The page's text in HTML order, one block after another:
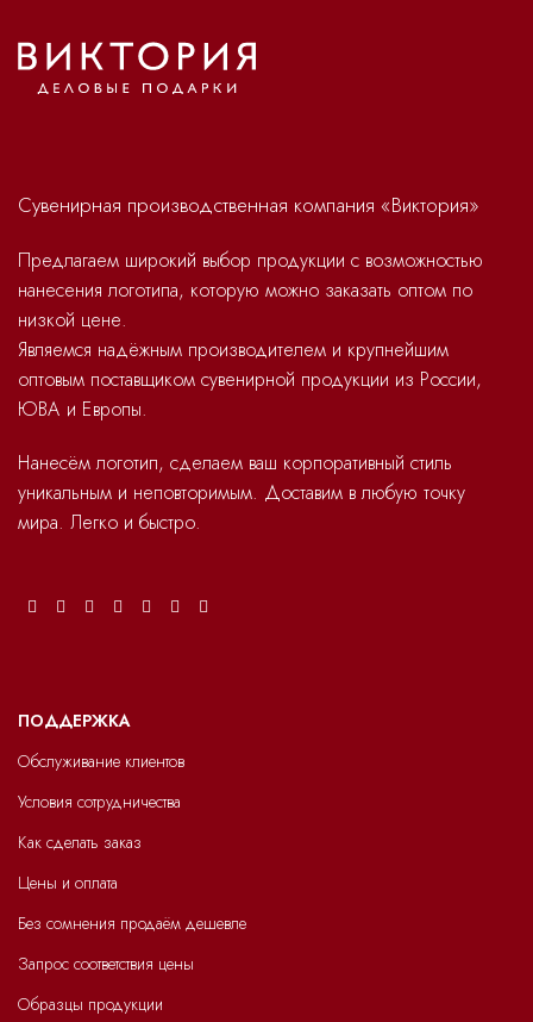
Сувенирная производственная компания «Виктория»
Предлагаем широкий выбор продукции с возможностью
нанесения логотипа, которую можно заказать оптом по
низкой цене.
Являемся надёжным производителем и крупнейшим
оптовым поставщиком сувенирной продукции из России,
ЮВА и Европы.
Нанесём логотип, сделаем ваш корпоративный стиль
уникальным и неповторимым. Доставим в любую точку
мира. Легко и быстро.
ПОДДЕРЖКА
Обслуживание клиентов
Условия сотрудничества
Как сделать заказ
Цены и оплата
Без сомнения продаём дешевле
Запрос соответствия цены
Образцы продукции